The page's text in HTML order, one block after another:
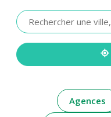
Veuillez
renseigner
une
adresse
Agences